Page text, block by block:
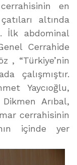
en
altında
İlk abdominal
Cerrahide
, “Türkiye’nin
çalışmıştır.
Yaycıoğlu,
Arıbal,
cerrahisinin
içinde yer